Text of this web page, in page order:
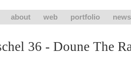
about web portfolio news
36 - Doune The